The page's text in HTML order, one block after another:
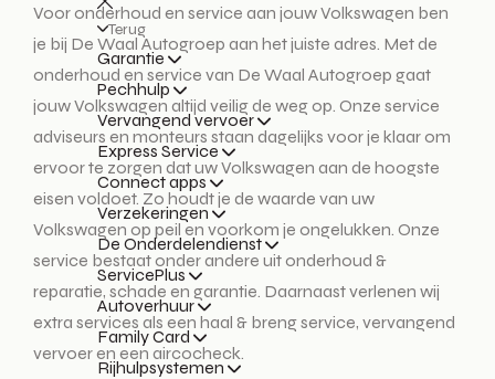
Terug
Garantie
Pechhulp
Vervangend vervoer
Express Service
Connect apps
Verzekeringen
De Onderdelendienst
ServicePlus
Autoverhuur
Family Card
Rijhulpsystemen
Voor onderhoud en service aan jouw Volkswagen ben
je bij De Waal Autogroep aan het juiste adres. Met de
onderhoud en service van De Waal Autogroep gaat
jouw Volkswagen altijd veilig de weg op. Onze service
adviseurs en monteurs staan dagelijks voor je klaar om
ervoor te zorgen dat uw Volkswagen aan de hoogste
eisen voldoet. Zo houdt je de waarde van uw
Volkswagen op peil en voorkom je ongelukken. Onze
service bestaat onder andere uit onderhoud &
reparatie, schade en garantie. Daarnaast verlenen wij
extra services als een haal & breng service, vervangend
vervoer en een aircocheck.